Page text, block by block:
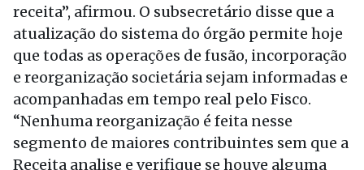
receita”, afirmou. O subsecretário disse que a
atualização do sistema do órgão permite hoje
que todas as operações de fusão, incorporação
e reorganização societária sejam informadas e
acompanhadas em tempo real pelo Fisco.
“Nenhuma reorganização é feita nesse
segmento de maiores contribuintes sem que a
Receita analise e verifique se houve alguma